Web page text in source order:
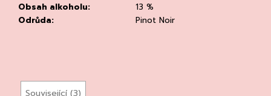
Obsah alkoholu:
13 %
Odrůda: Pinot Noir
Související (3)
TAŠKA